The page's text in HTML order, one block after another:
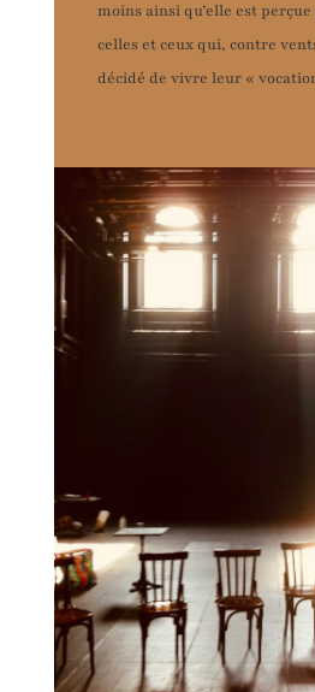
moins ainsi qu’elle est
celles et ceux qui, contre
décidé de vivre leur «